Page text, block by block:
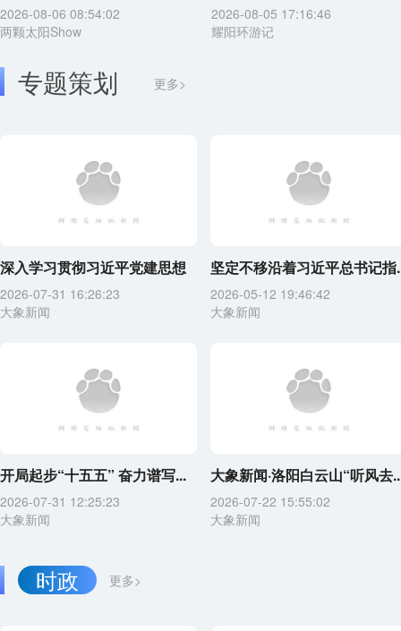
2026-08-06 08:54:02
两颗太阳Show
2026-08-05 17:16:46
耀阳环游记
专题策划 更多>
深入学习贯彻习近平党建思想
2026-07-31 16:26:23
大象新闻
坚定不移沿着习近平总书记指
2026-05-12 19:46:42
大象新闻
开局起步“十五五” 奋力谱写...
2026-07-31 12:25:23
大象新闻
大象新闻·洛阳白云山“听风去
2026-07-22 15:55:02
大象新闻
更多>
时政